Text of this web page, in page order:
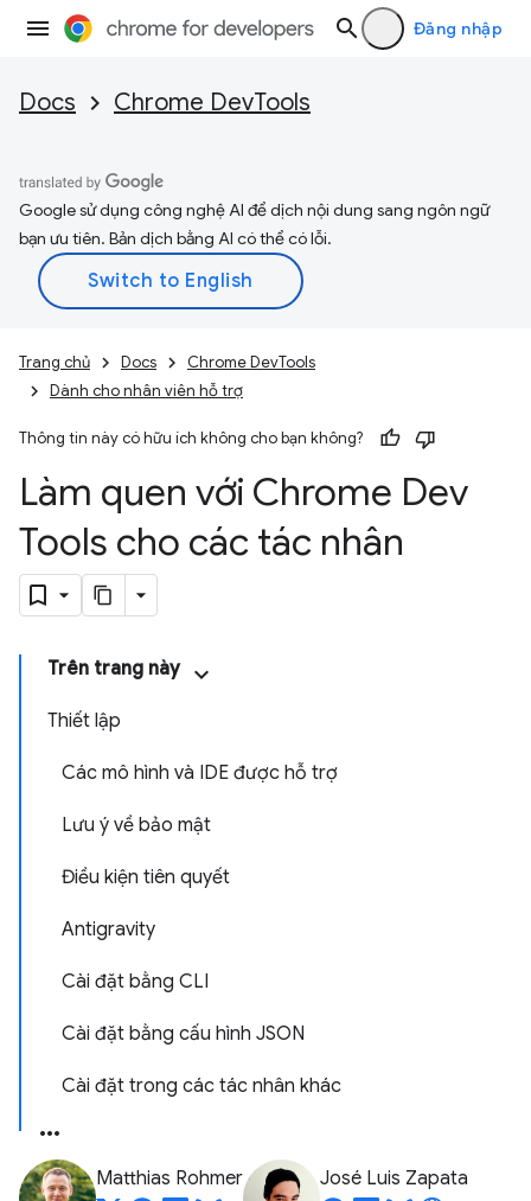
Đăng nhập
Docs Chrome DevTools
Google sử dụng công nghệ AI để dịch nội dung sang ngôn ngữ
bạn ưu tiên. Bản dịch bằng AI có thể có lỗi.
Trang chủ Docs
Chrome DevTools
Dành cho nhân viên hỗ trợ
Thông tin này có hữu ích không cho bạn không?
Làm quen với Chrome Dev
Tools cho các tác nhân
Trên trang này
Thiết lập
Các mô hình và IDE được hỗ trợ
Lưu ý về bảo mật
Điều kiện tiên quyết
Antigravity
Cài đặt bằng CLI
Cài đặt bằng cấu hình JSON
Cài đặt trong các tác nhân khác
Matthias Rohmer José Luis Zapata